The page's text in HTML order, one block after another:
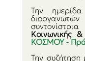
Την
Κοινωνικής &
ΚΟΣΜΟΥ -
Την συζήτηση